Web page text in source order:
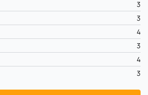
3
3
4
3
4
3